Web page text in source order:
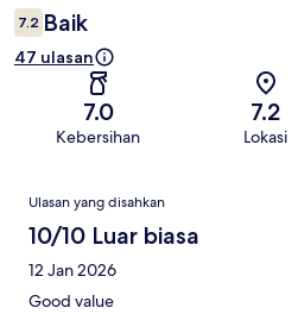
7.2 Baik
47 ulasan
7.0
Kebersihan
7.2
Lokasi
Ulasan
Ulasan yang disahkan
10/10 Luar biasa
12 Jan 2026
Good value